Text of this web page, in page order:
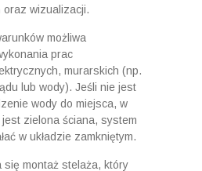
oraz wizualizacji.
możliwa
prac
murarskich (np.
lub wody). Jeśli nie jest
wody do miejsca, w
zielona ściana, system
w układzie zamkniętym.
się montaż stelaża, który